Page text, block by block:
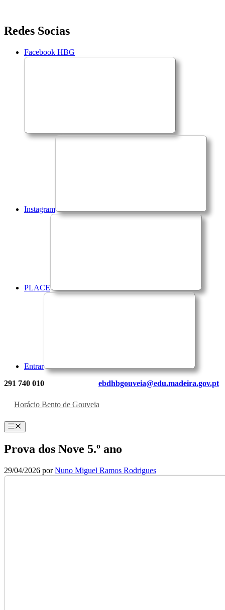
Saltar
para
conteúdo
Redes Socias
Facebook HBG
Instagram
PLACE
Entrar
291 740 010 ebdhbgouveia@edu.madeira.gov.pt
Horácio Bento de Gouveia
Menu
Prova dos Nove 5.º ano
29/04/2026 porNuno Miguel Ramos Rodrigues